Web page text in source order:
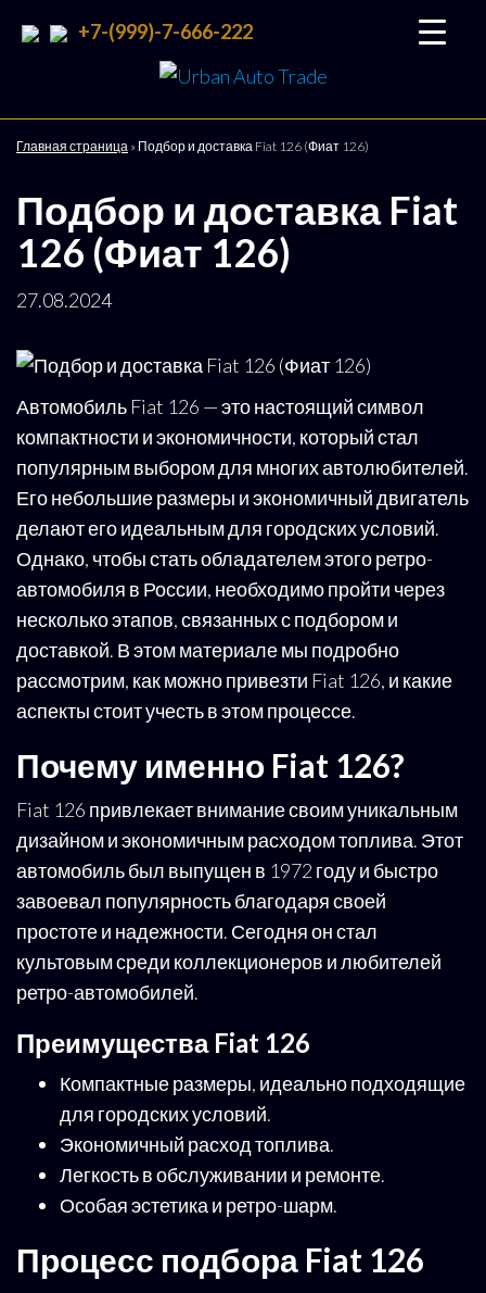
+7-(999)-7-666-222
Trade
всего
Главная страница » Подбор и доставка Fiat 126 (Фиат 126)
Подбор и доставка Fiat
126 (Фиат 126)
27.08.2024
Автомобиль Fiat 126 — это настоящий символ
компактности и экономичности, который стал
популярным выбором для многих автолюбителей.
Его небольшие размеры и экономичный двигатель
делают его идеальным для городских условий.
Однако, чтобы стать обладателем этого ретро-
автомобиля в России, необходимо пройти через
несколько этапов, связанных с подбором и
доставкой. В этом материале мы подробно
рассмотрим, как можно привезти Fiat 126, и какие
аспекты стоит учесть в этом процессе.
Почему именно Fiat 126?
Fiat 126 привлекает внимание своим уникальным
дизайном и экономичным расходом топлива. Этот
автомобиль был выпущен в 1972 году и быстро
завоевал популярность благодаря своей
простоте и надежности. Сегодня он стал
культовым среди коллекционеров и любителей
ретро-автомобилей.
Преимущества Fiat 126
Компактные размеры, идеально подходящие
для городских условий.
Экономичный расход топлива.
Легкость в обслуживании и ремонте.
Особая эстетика и ретро-шарм.
Процесс подбора Fiat 126